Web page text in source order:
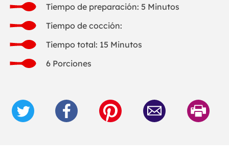
Tiempo de preparación: 5 Minutos
Tiempo de cocción:
Tiempo total: 15 Minutos
6 Porciones